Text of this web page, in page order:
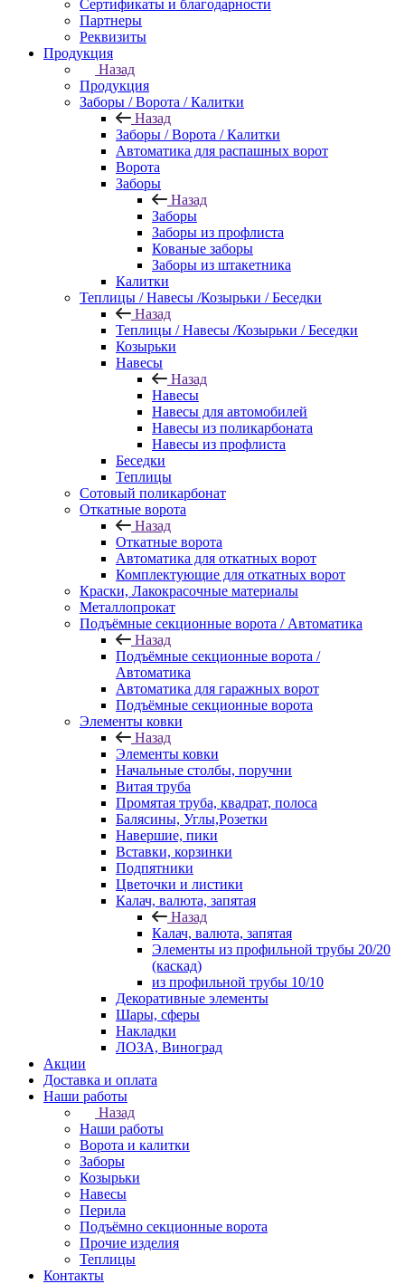
Сертификаты и благодарности
Партнеры
Реквизиты
Продукция
Назад
Продукция
Заборы / Ворота / Калитки
Назад
Заборы / Ворота / Калитки
Автоматика для распашных ворот
Ворота
Заборы
Назад
Заборы
Заборы из профлиста
Кованые заборы
Заборы из штакетника
Калитки
Теплицы / Навесы /Козырьки / Беседки
Назад
Теплицы / Навесы /Козырьки / Беседки
Козырьки
Навесы
Назад
Навесы
Навесы для автомобилей
Навесы из поликарбоната
Навесы из профлиста
Беседки
Теплицы
Сотовый поликарбонат
Откатные ворота
Назад
Откатные ворота
Автоматика для откатных ворот
Комплектующие для откатных ворот
Краски, Лакокрасочные материалы
Металлопрокат
Подъёмные секционные ворота / Автоматика
Назад
Подъёмные секционные ворота /
Автоматика
Автоматика для гаражных ворот
Подъёмные секционные ворота
Элементы ковки
Назад
Элементы ковки
Начальные столбы, поручни
Витая труба
Промятая труба, квадрат, полоса
Балясины, Углы,Розетки
Навершие, пики
Вставки, корзинки
Подпятники
Цветочки и листики
Калач, валюта, запятая
Назад
Калач, валюта, запятая
Элементы из профильной трубы 20/20
(каскад)
из профильной трубы 10/10
Декоративные элементы
Шары, сферы
Накладки
ЛОЗА, Виноград
Акции
Доставка и оплата
Наши работы
Назад
Наши работы
Ворота и калитки
Заборы
Козырьки
Навесы
Перила
Подъёмно секционные ворота
Прочие изделия
Теплицы
Контакты